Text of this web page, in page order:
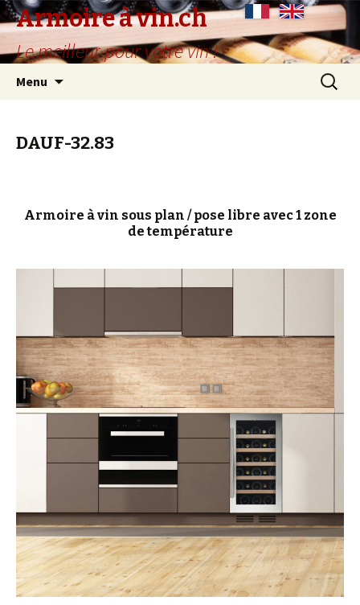
Armoire à vin.ch
Le meilleur pour votre vin !
Menu
DAUF-32.83
Armoire à vin sous plan / pose libre avec 1 zone
de température